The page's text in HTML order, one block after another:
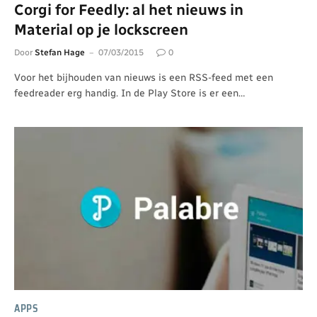
Corgi for Feedly: al het nieuws in
Material op je lockscreen
Door Stefan Hage 07/03/2015 0
Voor het bijhouden van nieuws is een RSS-feed met een
feedreader erg handig. In de Play Store is er een…
APPS